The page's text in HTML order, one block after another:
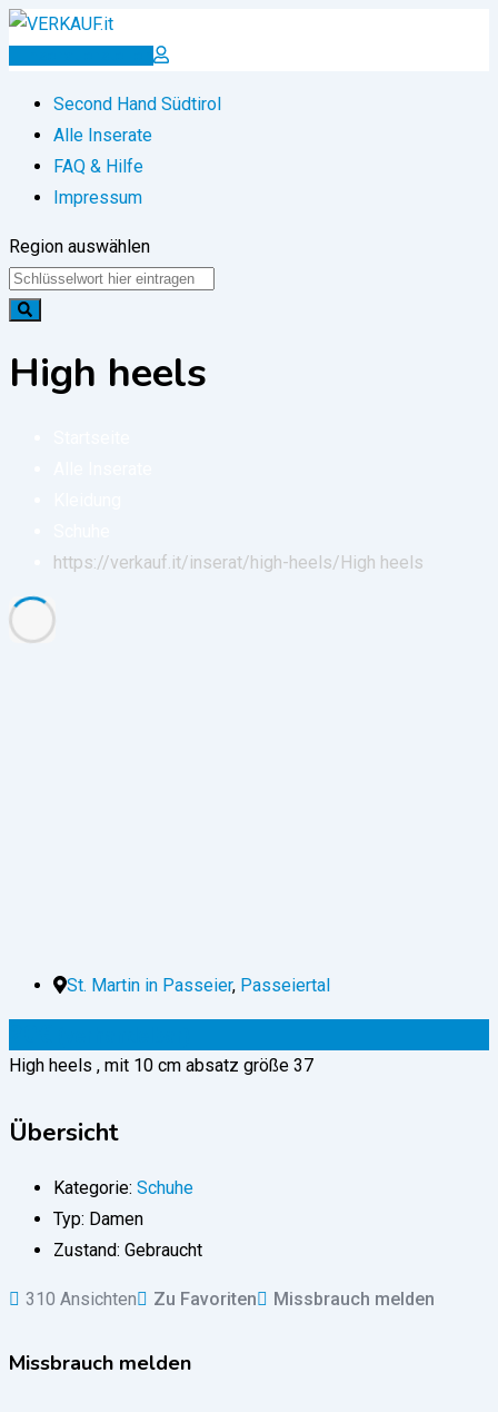
Zum
Inserat erstellen
Second Hand Südtirol
Alle Inserate
FAQ & Hilfe
Impressum
Region auswählen
High heels
https://verkauf.it/inserat/high-heels/ High heels
St. Martin in Passeier, Passeiertal
High heels , mit 10 cm absatz größe 37
Übersicht
Kategorie: Schuhe
Typ: Damen
Zustand: Gebraucht
310 Ansichten Zu Favoriten Missbrauch melden
Missbrauch melden